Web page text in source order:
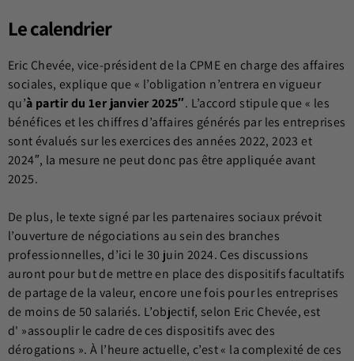
Le calendrier
Eric Chevée, vice-président de la CPME en charge des affaires
sociales, explique que « l’obligation n’entrera en vigueur
qu’à partir du 1er janvier 2025″. L’accord stipule que « les
bénéfices et les chiffres d’affaires générés par les entreprises
sont évalués sur les exercices des années 2022, 2023 et
2024″, la mesure ne peut donc pas être appliquée avant
2025.
De plus, le texte signé par les partenaires sociaux prévoit
l’ouverture de négociations au sein des branches
professionnelles, d’ici le 30 juin 2024. Ces discussions
auront pour but de mettre en place des dispositifs facultatifs
de partage de la valeur, encore une fois pour les entreprises
de moins de 50 salariés. L’objectif, selon Eric Chevée, est
d' »assouplir le cadre de ces dispositifs avec des
dérogations ». À l’heure actuelle, c’est « la complexité de ces